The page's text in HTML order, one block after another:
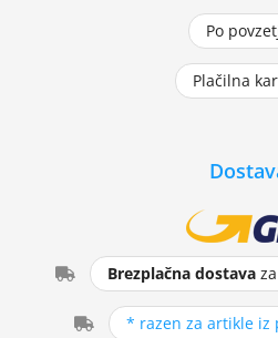
Po
Plačilna
Brezplačna dostava
* razen za artikle iz